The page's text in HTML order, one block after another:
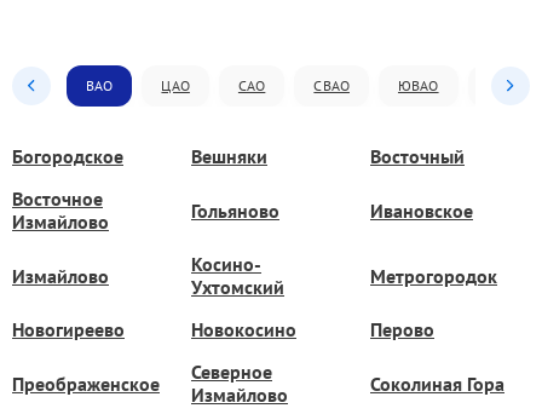
ВАО ЦАО САО СВАО ЮВАО ЮАО
Богородское Вешняки
Восточный
Восточное
Измайлово
Гольяново Ивановское
Измайлово
Косино-
Ухтомский
Метрогородок
Новогиреево Новокосино Перово
Преображенское
Северное
Измайлово
Соколиная Гора